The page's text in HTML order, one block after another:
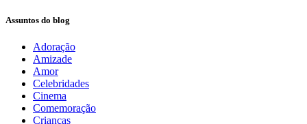
Assuntos do blog
Adoração
Amizade
Amor
Celebridades
Cinema
Comemoração
Crianças